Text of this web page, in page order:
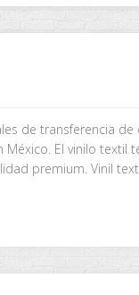
de transferencia de
El vinilo textil
premium. Vinil